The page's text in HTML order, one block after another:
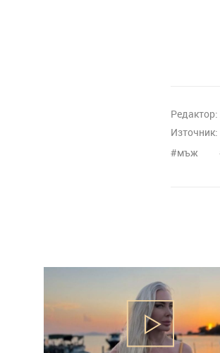
Редактор:
Източник:
мъж